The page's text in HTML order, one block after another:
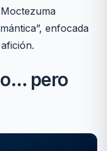
enfocada
pero